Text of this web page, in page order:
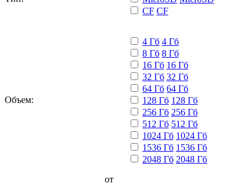
CF CF
Объем:
4 Гб 4 Гб
8 Гб 8 Гб
16 Гб 16 Гб
32 Гб 32 Гб
64 Гб 64 Гб
128 Гб 128 Гб
256 Гб 256 Гб
512 Гб 512 Гб
1024 Гб 1024 Гб
1536 Гб 1536 Гб
2048 Гб 2048 Гб
от